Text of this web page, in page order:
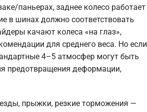
паньерах, заднее колесо работает
в шинах должно соответствовать
качают колеса «на глаз»,
для среднего веса. Но если
4–5 атмосфер могут быть
предотвращения деформации,
прыжки, резкие торможения —